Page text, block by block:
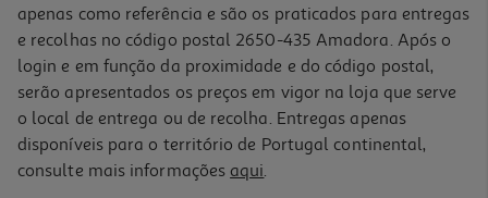
-28%
Sacos Lixo Silvex Branco 50l 16un
apenas como referência e são os praticados para entregas
e recolhas no código postal 2650-435 Amadora. Após o
login e em função da proximidade e do código postal,
serão apresentados os preços em vigor na loja que serve
o local de entrega ou de recolha. Entregas apenas
disponíveis para o território de Portugal continental,
consulte mais informações aqui.